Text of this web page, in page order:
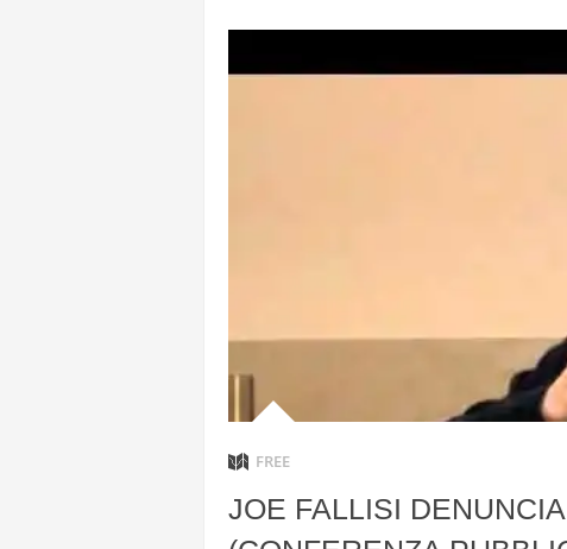
STATI UNITI E
I MISSILI
GUARDIE
ANGELA
CON DRONI
FREE
JOE FALLISI